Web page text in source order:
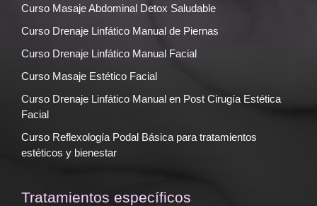
Curso Masaje Abdominal Detox Saludable
Curso Drenaje Linfático Manual de Piernas
Curso Drenaje Linfático Manual Facial
Curso Masaje Estético Facial
Curso Drenaje Linfático Manual en Post Cirugía Estética
Facial
Curso Reflexología Podal Básica para tratamientos
estéticos y bienestar
Tratamientos específicos